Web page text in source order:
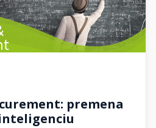
premena